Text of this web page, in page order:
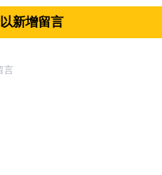
新增留言
言